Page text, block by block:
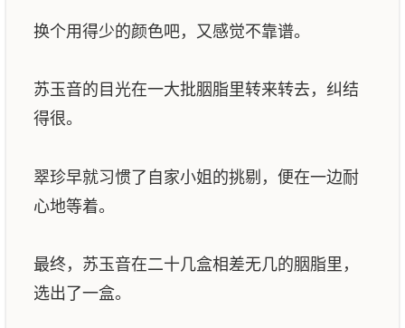
换个用得少的颜色吧，又感觉不靠谱。
苏玉音的目光在一大批胭脂里转来转去，纠结
得很。
翠珍早就习惯了自家小姐的挑剔，便在一边耐
心地等着。
最终，苏玉音在二十几盒相差无几的胭脂里，
选出了一盒。